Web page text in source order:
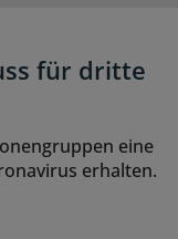
für dritte
eine
erhalten.